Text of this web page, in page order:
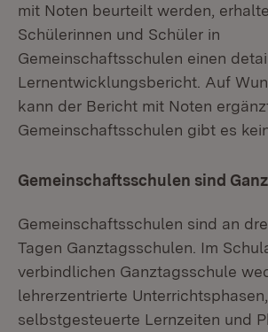
mit Noten beurteilt werden,
Schülerinnen und Schüler in
Gemeinschaftsschulen einen
Lernentwicklungsbericht. Auf
kann der Bericht mit Noten
Gemeinschaftsschulen gibt es
Gemeinschaftsschulen sind
Gemeinschaftsschulen sind an
Tagen Ganztagsschulen. Im
verbindlichen Ganztagsschule
lehrerzentrierte Unterrichtsphasen,
selbstgesteuerte Lernzeiten und